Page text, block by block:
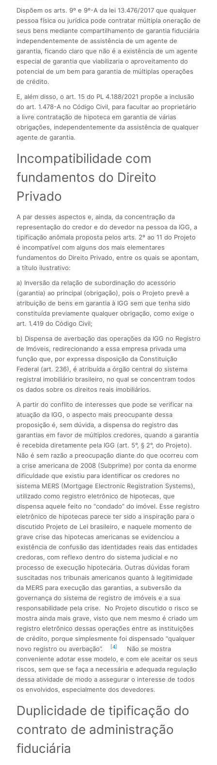
Dispõem os arts. 9º e 9º-A da lei 13.476/2017 que qualquer
pessoa física ou jurídica pode contratar múltipla oneração de
seus bens mediante compartilhamento de garantia fiduciária
independentemente de assistência de um agente de
garantia, ficando claro que não é a existência de um agente
especial de garantia que viabilizaria o aproveitamento do
potencial de um bem para garantia de múltiplas operações
de crédito.
E, além disso, o art. 15 do PL 4.188/2021 propõe a inclusão
do art. 1.478-A no Código Civil, para facultar ao proprietário
a livre contratação de hipoteca em garantia de várias
obrigações, independentemente da assistência de qualquer
agente de garantia.
Incompatibilidade com
fundamentos do Direito
Privado
A par desses aspectos e, ainda, da concentração da
representação do credor e do devedor na pessoa da IGG, a
tipificação anômala proposta pelos arts. 2º ao 11 do Projeto
é incompatível com alguns dos mais elementares
fundamentos do Direito Privado, entre os quais se apontam,
a título ilustrativo:
a) Inversão da relação de subordinação do acessório
(garantia) ao principal (obrigação), pois o Projeto prevê a
atribuição de bens em garantia à IGG sem que tenha sido
constituída previamente qualquer obrigação, como exige o
art. 1.419 do Código Civil;
b) Dispensa de averbação das operações da IGG no Registro
de Imóveis, redirecionando a essa empresa privada uma
função que, por expressa disposição da Constituição
Federal (art. 236), é atribuída a órgão central do sistema
registral imobiliário brasileiro, no qual se concentram todos
os dados sobre os direitos reais imobiliários.
A partir do conflito de interesses que pode se verificar na
atuação da IGG, o aspecto mais preocupante dessa
proposição é, sem dúvida, a dispensa do registro das
garantias em favor de múltiplos credores, quando a garantia
é recebida diretamente pela IGG (art. 5°, § 2°, do Projeto).
Não é sem razão a preocupação diante do que ocorreu com
a crise americana de 2008 (Subprime) por conta da enorme
dificuldade que existiu para identificar os credores no
sistema MERS (Mortgage Electronic Registration Systems),
utilizado como registro eletrônico de hipotecas, que
dispensa aquele feito no “condado” do imóvel. Esse registro
eletrônico de hipotecas parece ter sido a inspiração para o
discutido Projeto de Lei brasileiro, e naquele momento de
grave crise das hipotecas americanas se evidenciou a
existência de confusão das identidades reais das entidades
credoras, com reflexo dentro do sistema judicial e no
processo de execução hipotecária. Outras dúvidas foram
suscitadas nos tribunais americanos quanto à legitimidade
da MERS para execução das garantias, a subversão da
governança do sistema de registro de imóveis e a sua
responsabilidade pela crise. No Projeto discutido o risco se
mostra ainda mais grave, visto que nem mesmo é criado um
registro eletrônico dessas operações entre as instituições
de crédito, porque simplesmente foi dispensado “qualquer
novo registro ou averbação”.
[4]
Não se mostra
conveniente adotar esse modelo, e com ele aceitar os seus
riscos, sem que se faça a necessária e adequada regulação
dessa atividade de modo a assegurar o interesse de todos
os envolvidos, especialmente dos devedores.
Duplicidade de tipificação do
contrato de administração
fiduciária